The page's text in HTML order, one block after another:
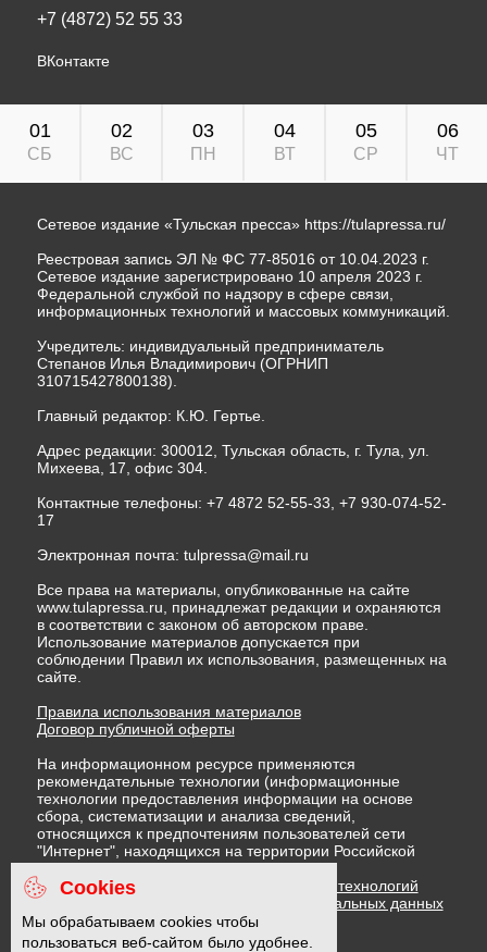
+7 (4872) 52 55 33
ВКонтакте
01
СБ
02
ВС
03
ПН
04
ВТ
05
СР
06
ЧТ
Сетевое издание «Тульская пресса» https://tulapressa.ru/
Реестровая запись ЭЛ № ФС 77-85016 от 10.04.2023 г.
Сетевое издание зарегистрировано 10 апреля 2023 г.
Федеральной службой по надзору в сфере связи,
информационных технологий и массовых коммуникаций.
Учредитель: индивидуальный предприниматель
Степанов Илья Владимирович (ОГРНИП
310715427800138).
Главный редактор: К.Ю. Гертье.
Адрес редакции: 300012, Тульская область, г. Тула, ул.
Михеева, 17, офис 304.
Контактные телефоны: +7 4872 52-55-33, +7 930-074-52-
17
Электронная почта: tulpressa@mail.ru
Все права на материалы, опубликованные на сайте
www.tulapressa.ru, принадлежат редакции и охраняются
в соответствии с законом об авторском праве.
Использование материалов допускается при
соблюдении Правил их использования, размещенных на
сайте.
Правила использования материалов
Договор публичной оферты
На информационном ресурсе применяются
рекомендательные технологии (информационные
технологии предоставления информации на основе
сбора, систематизации и анализа сведений,
относящихся к предпочтениям пользователей сети
"Интернет", находящихся на территории Российской
Федерации)
Правила применения рекомендательных технологий
Политика в отношении обработки персональных данных
Политика обработки файлов cookie
Cookies
Мы обрабатываем cookies чтобы
пользоваться веб-сайтом было удобнее.